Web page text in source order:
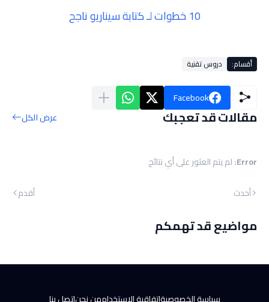
10 خطوات لـ كتابة سيناريو ناجح
أقسام: دروس تقنية
Facebook
مقالات قد تعجبك عرض الكل
Error: لم يتم العثور على أي نتائج
أحدث
أقدم
مواضيع قد تهمكم